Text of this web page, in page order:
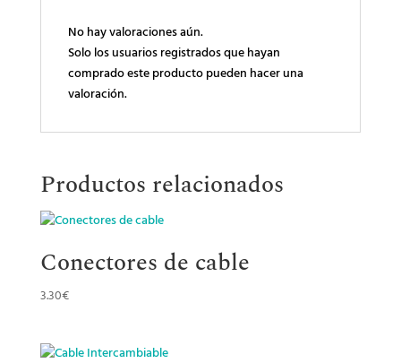
No hay valoraciones aún.
Solo los usuarios registrados que hayan
comprado este producto pueden hacer una
valoración.
Productos relacionados
Conectores de cable
3.30€